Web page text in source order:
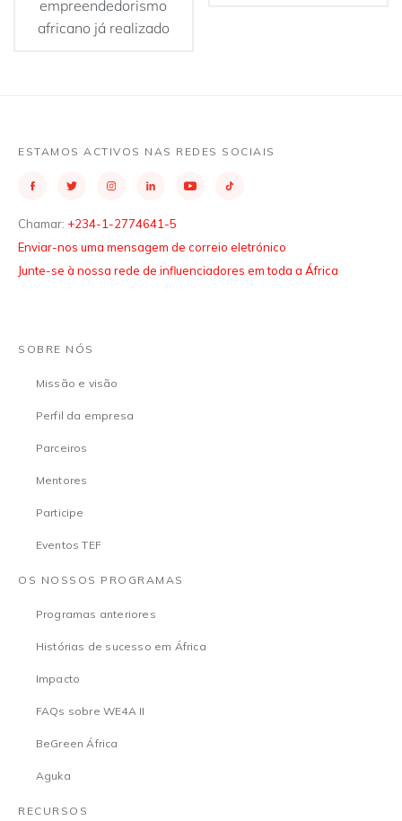
empreendedorismo
africano já realizado
ESTAMOS ACTIVOS NAS REDES SOCIAIS
Chamar: +234-1-2774641-5
Enviar-nos uma mensagem de correio eletrónico
Junte-se à nossa rede de influenciadores em toda a África
SOBRE NÓS
Missão e visão
Perfil da empresa
Parceiros
Mentores
Participe
Eventos TEF
OS NOSSOS PROGRAMAS
Programas anteriores
Histórias de sucesso em África
Impacto
FAQs sobre WE4A II
BeGreen África
Aguka
RECURSOS